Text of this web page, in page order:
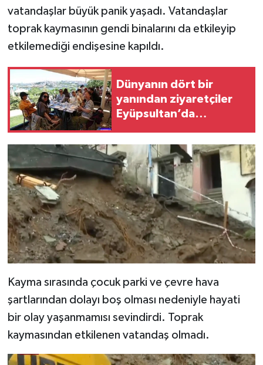
vatandaşlar büyük panik yaşadı. Vatandaşlar
toprak kaymasının gendi binalarını da etkileyip
etkilemediği endişesine kapıldı.
Dünyanın dört bir
yanından ziyaretçiler
Eyüpsultan’da
Kayma sırasında çocuk parki ve çevre hava
şartlarından dolayı boş olması nedeniyle hayati
bir olay yaşanmamısı sevindirdi. Toprak
kaymasından etkilenen vatandaş olmadı.